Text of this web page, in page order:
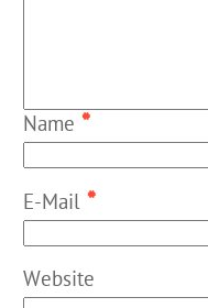
Name *
E-Mail *
Website